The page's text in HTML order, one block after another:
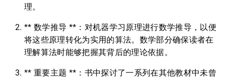
理。
** 数学推导 **：对机器学习原理进行数学推导，以便
将这些原理转化为实用的算法。数学部分确保读者在
理解算法时能够把握其背后的理论依据。
** 重要主题 **：书中探讨了一系列在其他教材中未曾